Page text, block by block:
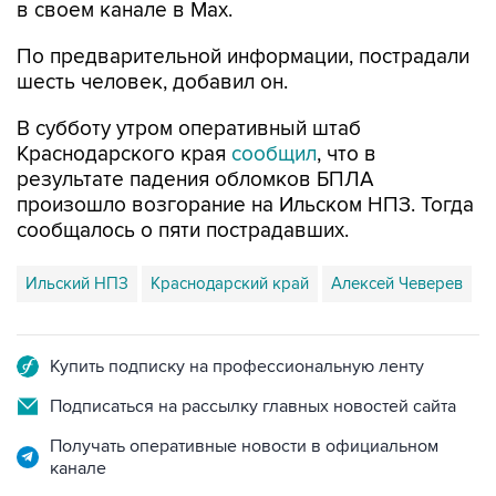
в своем канале в Max.
По предварительной информации, пострадали
шесть человек, добавил он.
В субботу утром оперативный штаб
Краснодарского края сообщил, что в
результате падения обломков БПЛА
произошло возгорание на Ильском НПЗ. Тогда
сообщалось о пяти пострадавших.
Ильский НПЗ Краснодарский край Алексей Чеверев
Купить подписку на профессиональную ленту
Подписаться на рассылку главных новостей сайта
Получать оперативные новости в официальном
канале